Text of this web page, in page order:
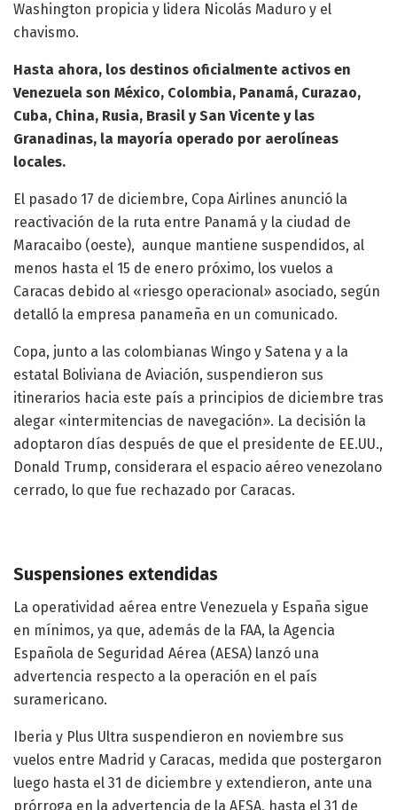
Washington propicia y lidera Nicolás Maduro y el
chavismo.
Hasta ahora, los destinos oficialmente activos en
Venezuela son México, Colombia, Panamá, Curazao,
Cuba, China, Rusia, Brasil y San Vicente y las
Granadinas, la mayoría operado por aerolíneas
locales.
El pasado 17 de diciembre, Copa Airlines anunció la
reactivación de la ruta entre Panamá y la ciudad de
Maracaibo (oeste), aunque mantiene suspendidos, al
menos hasta el 15 de enero próximo, los vuelos a
Caracas debido al «riesgo operacional» asociado, según
detalló la empresa panameña en un comunicado.
Copa, junto a las colombianas Wingo y Satena y a la
estatal Boliviana de Aviación, suspendieron sus
itinerarios hacia este país a principios de diciembre tras
alegar «intermitencias de navegación». La decisión la
adoptaron días después de que el presidente de EE.UU.,
Donald Trump, considerara el espacio aéreo venezolano
cerrado, lo que fue rechazado por Caracas.
Suspensiones extendidas
La operatividad aérea entre Venezuela y España sigue
en mínimos, ya que, además de la FAA, la Agencia
Española de Seguridad Aérea (AESA) lanzó una
advertencia respecto a la operación en el país
suramericano.
Iberia y Plus Ultra suspendieron en noviembre sus
vuelos entre Madrid y Caracas, medida que postergaron
luego hasta el 31 de diciembre y extendieron, ante una
prórroga en la advertencia de la AESA, hasta el 31 de